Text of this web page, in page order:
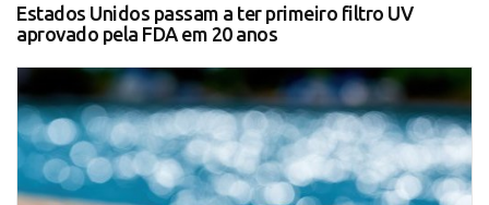
Estados Unidos passam a ter primeiro filtro UV
aprovado pela FDA em 20 anos